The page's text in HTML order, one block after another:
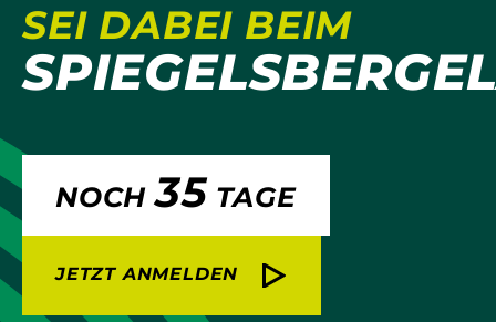
SEI DABEI BEIM
NOCH35 TAGE
JETZT ANMELDEN